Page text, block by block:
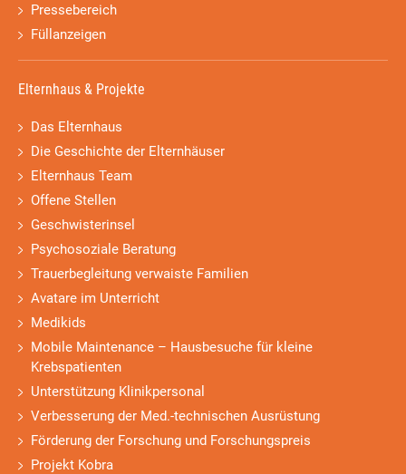
Pressebereich
Füllanzeigen
Elternhaus & Projekte
Das Elternhaus
Die Geschichte der Elternhäuser
Elternhaus Team
Offene Stellen
Geschwisterinsel
Psychosoziale Beratung
Trauerbegleitung verwaiste Familien
Avatare im Unterricht
Medikids
Mobile Maintenance – Hausbesuche für kleine
Krebspatienten
Unterstützung Klinikpersonal
Verbesserung der Med.-technischen Ausrüstung
Förderung der Forschung und Forschungspreis
Projekt Kobra